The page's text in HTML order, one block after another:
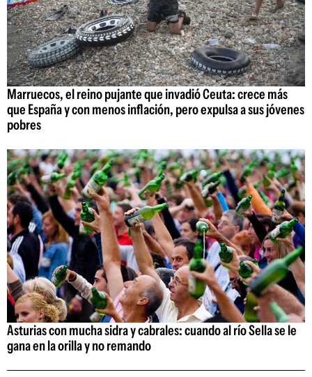
Marruecos, el reino pujante que invadió Ceuta: crece más
que España y con menos inflación, pero expulsa a sus jóvenes
pobres
Asturias con mucha sidra y cabrales: cuando al río Sella se le
gana en la orilla y no remando